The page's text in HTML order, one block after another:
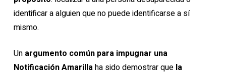
identificar a alguien que no puede identificarse a sí
mismo.
Un argumento común para impugnar una
Notificación Amarillaha sido demostrar que la